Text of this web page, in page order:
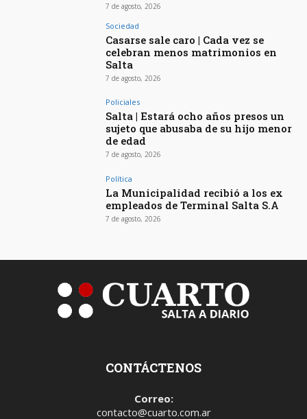
7 de agosto, 2026
Sociedad
Casarse sale caro | Cada vez se
celebran menos matrimonios en
Salta
7 de agosto, 2026
Policiales
Salta | Estará ocho años presos un
sujeto que abusaba de su hijo menor
de edad
7 de agosto, 2026
Política
La Municipalidad recibió a los ex
empleados de Terminal Salta S.A
7 de agosto, 2026
CONTÁCTENOS
Correo:
contacto@cuarto.com.ar